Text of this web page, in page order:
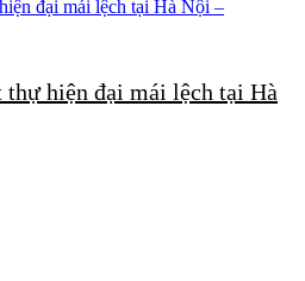
hiện đại mái lệch tại Hà